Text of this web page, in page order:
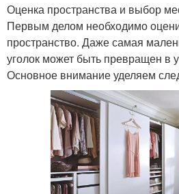
Оценка пространства и выбор
Первым делом необходимо
пространство. Даже самая
уголок может быть превращен в
Основное внимание уделяем